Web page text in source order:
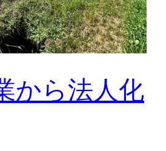
から法人化